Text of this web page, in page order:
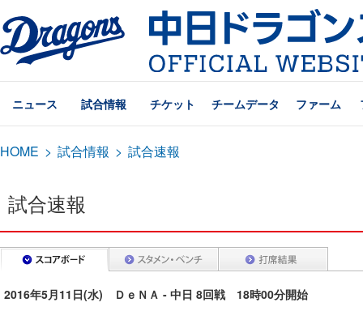
ニュース 試合情報 チケット チームデータ ファーム
HOME > 試合情報 > 試合速報
試合速報
2016年5月11日(水) ＤｅＮＡ - 中日 8回戦 18時00分開始